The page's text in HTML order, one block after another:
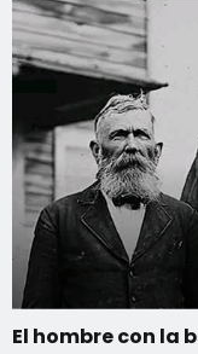
El hombre con la